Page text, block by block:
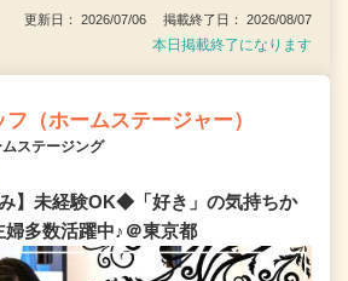
更新日： 2026/07/06 掲載終了日： 2026/08/07
本日掲載終了になります
（ホームステージャー）
ステージング
み】未経験OK◆「好き」の気持ちか
婦多数活躍中♪＠東京都